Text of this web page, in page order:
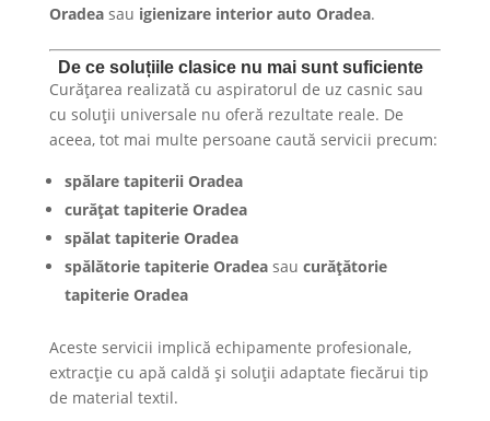
Oradeasau igienizare interior auto Oradea.
De ce soluțiile clasice nu mai sunt suficiente
Curățarea realizată cu aspiratorul de uz casnic sau
cu soluții universale nu oferă rezultate reale. De
aceea, tot mai multe persoane caută servicii precum:
spălare tapiterii Oradea
curățat tapiterie Oradea
spălat tapiterie Oradea
spălătorie tapiterie Oradeasau curățătorie
tapiterie Oradea
Aceste servicii implică echipamente profesionale,
extracție cu apă caldă și soluții adaptate fiecărui tip
de material textil.